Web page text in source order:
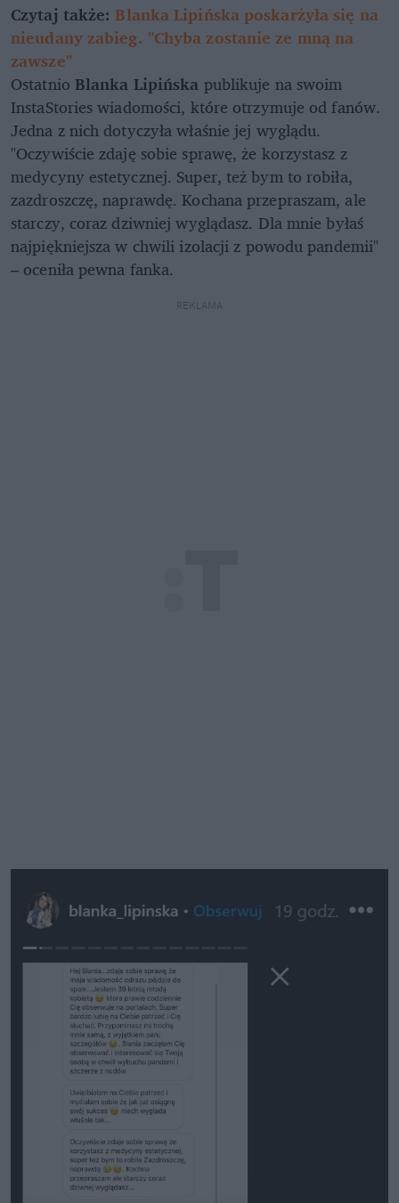
Czytaj także: Blanka Lipińska poskarżyła się na
nieudany zabieg. "Chyba zostanie ze mną na
zawsze"
Ostatnio Blanka Lipińska publikuje na swoim
InstaStories wiadomości, które otrzymuje od fanów.
Jedna z nich dotyczyła właśnie jej wyglądu.
"Oczywiście zdaję sobie sprawę, że korzystasz z
medycyny estetycznej. Super, też bym to robiła,
zazdroszczę, naprawdę. Kochana przepraszam, ale
starczy, coraz dziwniej wyglądasz. Dla mnie byłaś
najpiękniejsza w chwili izolacji z powodu pandemii"
– oceniła pewna fanka.
REKLAMA